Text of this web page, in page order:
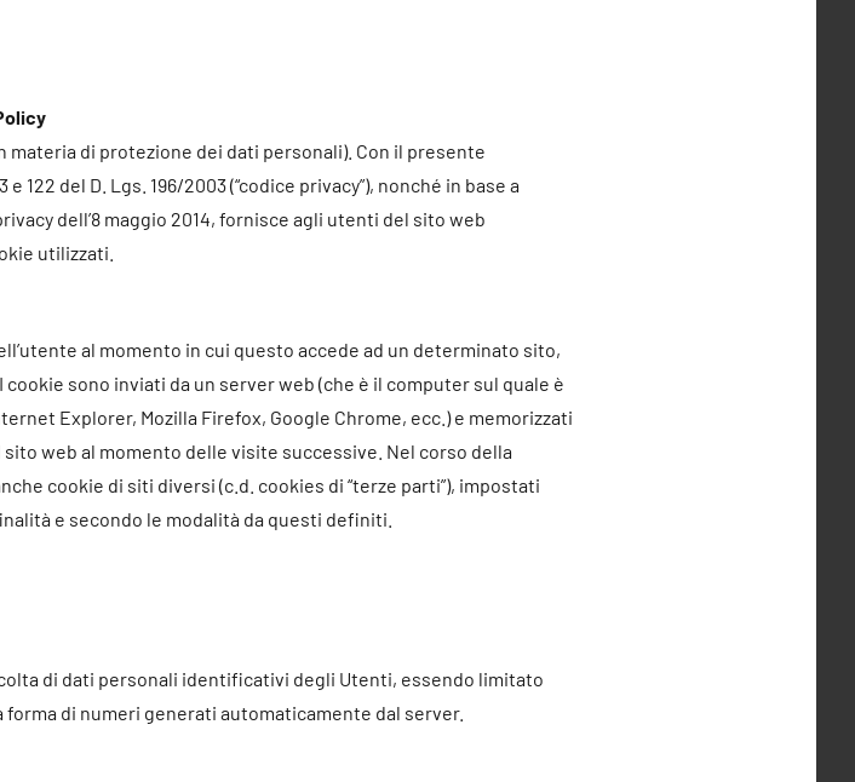
materia di protezione dei dati personali). Con il presente
del D. Lgs. 196/2003 (“codice privacy”), nonché in base a
dell’8 maggio 2014, fornisce agli utenti del sito web
utilizzati.
al momento in cui questo accede ad un determinato sito,
sono inviati da un server web (che è il computer sul quale è
Explorer, Mozilla Firefox, Google Chrome, ecc.) e memorizzati
web al momento delle visite successive. Nel corso della
cookie di siti diversi (c.d. cookies di “terze parti”), impostati
e secondo le modalità da questi definiti.
di dati personali identificativi degli Utenti, essendo limitato
di numeri generati automaticamente dal server.